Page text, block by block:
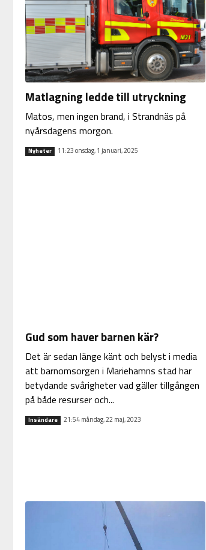
Matlagning ledde till utryckning
Matos, men ingen brand, i Strandnäs på
nyårsdagens morgon.
Nyheter 11:23 onsdag, 1 januari, 2025
Gud som haver barnen kär?
Det är sedan länge känt och belyst i media
att barnomsorgen i Mariehamns stad har
betydande svårigheter vad gäller tillgången
på både resurser och...
Insändare 21:54 måndag, 22 maj, 2023